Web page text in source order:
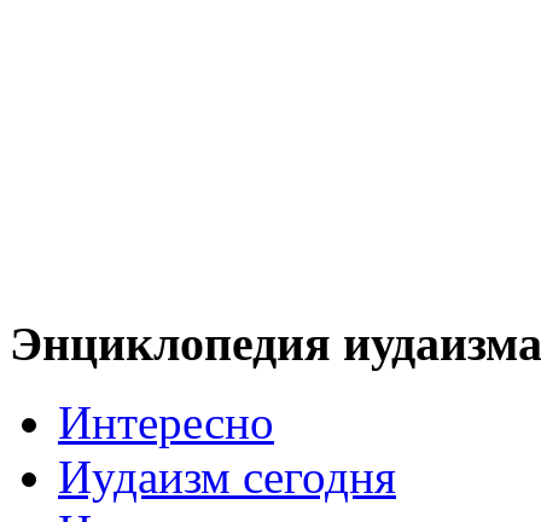
Энциклопедия иудаизма
Интересно
Иудаизм сегодня